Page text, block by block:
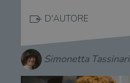
D'AUTORE
Simonetta Tassinari